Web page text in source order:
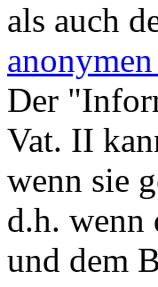
als auch
Der
Vat. II
wenn sie
d.h. wenn
und dem